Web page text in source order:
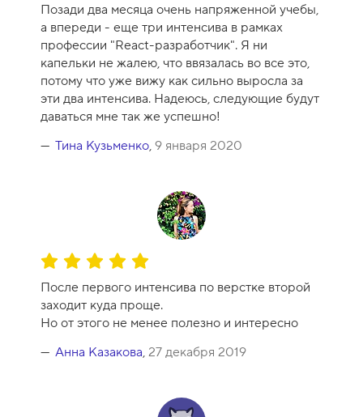
Позади два месяца очень напряженной учебы,
а впереди - еще три интенсива в рамках
профессии "React-разработчик". Я ни
капельки не жалею, что ввязалась во все это,
потому что уже вижу как сильно выросла за
эти два интенсива. Надеюсь, следующие будут
даваться мне так же успешно!
Тина Кузьменко, 9 января 2020
О
е
н
к
а
После первого интенсива по верстке второй
заходит куда проще.
Но от этого не менее полезно и интересно
Анна Казакова, 27 декабря 2019